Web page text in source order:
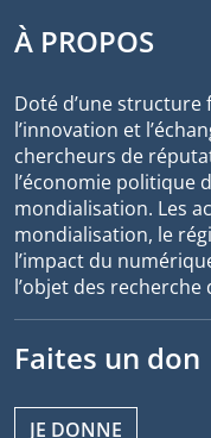
À PROPOS
Doté d’une
l’innovation et
chercheurs de
l’économie politique
mondialisation. Les
mondialisation, le
l’impact du
l’objet des recherche
Faites un don
JE DONNE